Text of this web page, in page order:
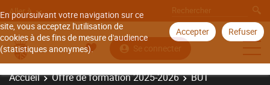
En poursuivant votre navigation sur ce
site, vous acceptez l'utilisation de
cookies à des fins de mesure d'audience
(statistiques anonymes).
Accepter Refuser
Aller à
Se connecter
Accueil Offre de formation 2025-2026
BUT